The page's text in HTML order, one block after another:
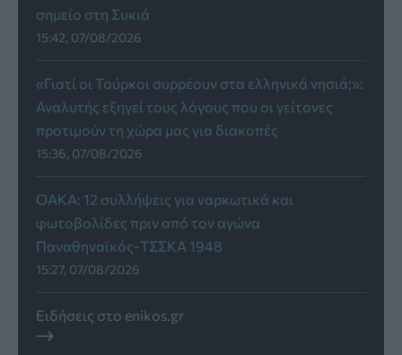
σημείο στη Συκιά
15:42, 07/08/2026
«Γιατί οι Τούρκοι συρρέουν στα ελληνικά νησιά;»:
Αναλυτής εξηγεί τους λόγους που οι γείτονες
προτιμούν τη χώρα μας για διακοπές
15:36, 07/08/2026
ΟΑΚΑ: 12 συλλήψεις για ναρκωτικά και
φωτοβολίδες πριν από τον αγώνα
Παναθηναϊκός-ΤΣΣΚΑ 1948
15:27, 07/08/2026
Ειδήσεις στο enikos.gr